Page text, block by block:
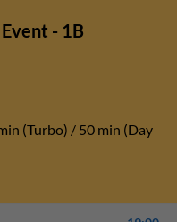
- 1B
(Turbo) / 50 min (Day